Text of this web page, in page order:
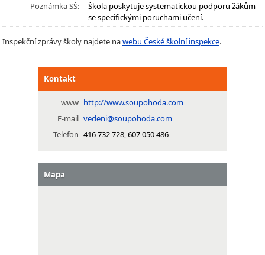
Poznámka SŠ:
Škola poskytuje systematickou podporu žákům
se specifickými poruchami učení.
Inspekční zprávy školy najdete nawebu České školní inspekce.
Kontakt
www http://www.soupohoda.com
E-mail vedeni@soupohoda.com
Telefon 416 732 728, 607 050 486
Mapa